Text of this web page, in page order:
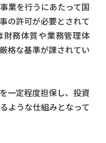
業を行うにあたって国
の許可が必要とされて
財務体質や業務管理体
格な基準が課されてい
一定程度担保し、投資
ような仕組みとなって